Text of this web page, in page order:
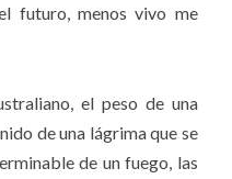
futuro, menos vivo me
el peso de una
de una lágrima que se
de un fuego, las